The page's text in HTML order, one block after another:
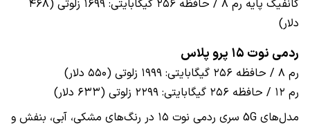
کانفیگ پایه رم ۸ / حافظه ۲۵۶ گیگابایتی: ۱۶۹۹ زلوتی (۴۶۸
دلار)
ردمی نوت ۱۵ پرو پلاس
رم ۸ / حافظه ۲۵۶ گیگابایتی: ۱۹۹۹ زلوتی (۵۵۰ دلار)
رم ۱۲ / حافظه ۲۵۶ گیگابایتی: ۲۲۹۹ زلوتی (۶۳۳ دلار)
مدل‌های 5G سری ردمی نوت ۱۵ در رنگ‌های مشکی، آبی، بنفش و